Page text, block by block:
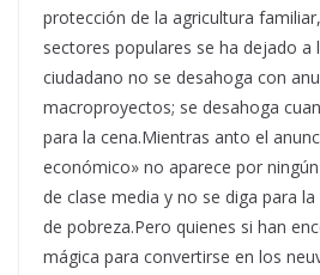
protección de la agricultura
sectores populares se ha dejado a
ciudadano no se desahoga con
macroproyectos; se desahoga
para la cena.Mientras anto el
económico» no aparece por
de clase media y no se diga para
de pobreza.Pero quienes si han
mágica para convertirse en los